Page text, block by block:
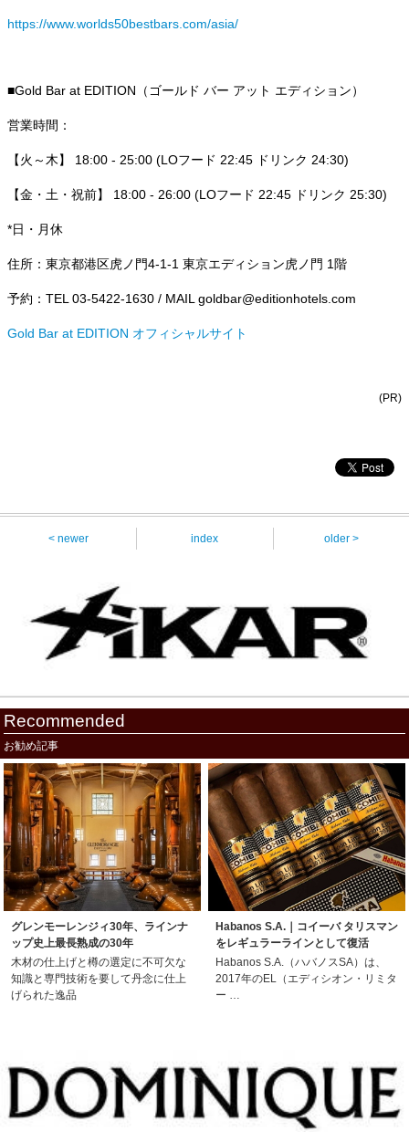
https://www.worlds50bestbars.com/asia/
■Gold Bar at EDITION（ゴールド バー アット エディション）
営業時間：
【火～木】 18:00 - 25:00 (LOフード 22:45 ドリンク 24:30)
【金・土・祝前】 18:00 - 26:00 (LOフード 22:45 ドリンク 25:30)
*日・月休
住所：東京都港区虎ノ門4-1-1 東京エディション虎ノ門 1階
予約：TEL 03-5422-1630 / MAIL goldbar@editionhotels.com
Gold Bar at EDITION オフィシャルサイト
(PR)
< newer index older >
Recommended
お勧め記事
グレンモーレンジィ30年、ラインナ
ップ史上最長熟成の30年
木材の仕上げと樽の選定に不可欠な
知識と専門技術を要して丹念に仕上
げられた逸品
Habanos S.A.｜コイーバ タリスマン
をレギュラーラインとして復活
Habanos S.A.（ハバノスSA）は、
2017年のEL（エディシオン・リミタ
ー …